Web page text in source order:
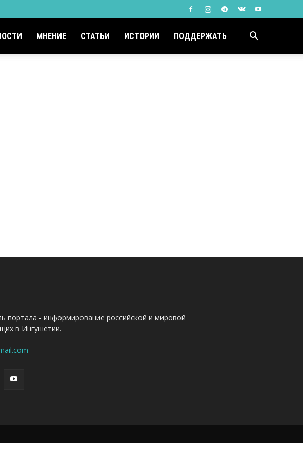
МНЕНИЕ СТАТЬИ ИСТОРИИ ПОДДЕРЖАТЬ
портала - информирование российской и мировой
в Ингушетии.